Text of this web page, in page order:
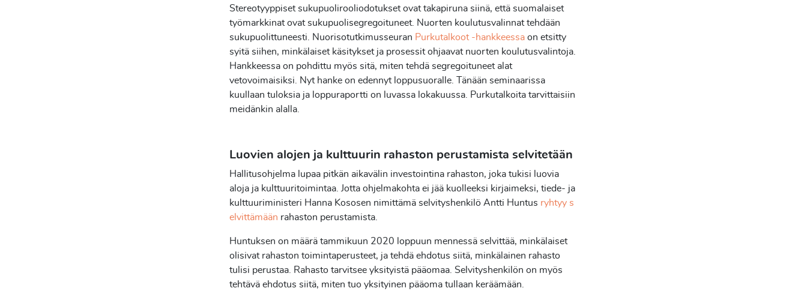
Stereotyyppiset sukupuolirooliodotukset ovat takapiruna siinä, että suomalaiset
työmarkkinat ovat sukupuolisegregoituneet. Nuorten koulutusvalinnat tehdään
sukupuolittuneesti. Nuorisotutkimusseuran Purkutalkoot -hankkeessa on etsitty
syitä siihen, minkälaiset käsitykset ja prosessit ohjaavat nuorten koulutusvalintoja.
Hankkeessa on pohdittu myös sitä, miten tehdä segregoituneet alat
vetovoimaisiksi. Nyt hanke on edennyt loppusuoralle. Tänään seminaarissa
kuullaan tuloksia ja loppuraportti on luvassa lokakuussa. Purkutalkoita tarvittaisiin
meidänkin alalla.
Luovien alojen ja kulttuurin rahaston perustamista selvitetään
Hallitusohjelma lupaa pitkän aikavälin investointina rahaston, joka tukisi luovia
aloja ja kulttuuritoimintaa. Jotta ohjelmakohta ei jää kuolleeksi kirjaimeksi, tiede- ja
kulttuuriministeri Hanna Kososen nimittämä selvityshenkilö Antti Huntus ryhtyy s
elvittämään rahaston perustamista.
Huntuksen on määrä tammikuun 2020 loppuun mennessä selvittää, minkälaiset
olisivat rahaston toimintaperusteet, ja tehdä ehdotus siitä, minkälainen rahasto
tulisi perustaa. Rahasto tarvitsee yksityistä pääomaa. Selvityshenkilön on myös
tehtävä ehdotus siitä, miten tuo yksityinen pääoma tullaan keräämään.